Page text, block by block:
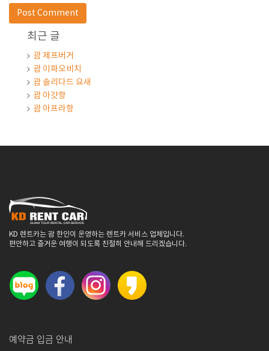
최근 글
괌 제프버거
괌 이파오비치
괌 솔리다드 요새
괌 아갓항
괌 아프라항
KD 렌트카는 괌 한인이 운영하는 렌트카 서비스 업체입니다.
편안하고 즐거운 여행이 되도록 친절히 안내해 드리겠습니다.
예약금 입금 안내